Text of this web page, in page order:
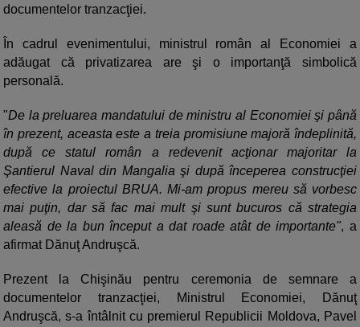
documentelor tranzacţiei.
În cadrul evenimentului, ministrul român al Economiei a
adăugat că privatizarea are şi o importanţă simbolică
personală.
"De la preluarea mandatului de ministru al Economiei şi până
în prezent, aceasta este a treia promisiune majoră îndeplinită,
după ce statul român a redevenit acţionar majoritar la
Şantierul Naval din Mangalia şi după începerea construcţiei
efective la proiectul BRUA. Mi-am propus mereu să vorbesc
mai puţin, dar să fac mai mult şi sunt bucuros că strategia
aleasă de la bun început a dat roade atât de importante", a
afirmat Dănuţ Andruşcă.
Prezent la Chişinău pentru ceremonia de semnare a
documentelor tranzacţiei, Ministrul Economiei, Dănuţ
Andruşcă, s-a întâlnit cu premierul Republicii Moldova, Pavel